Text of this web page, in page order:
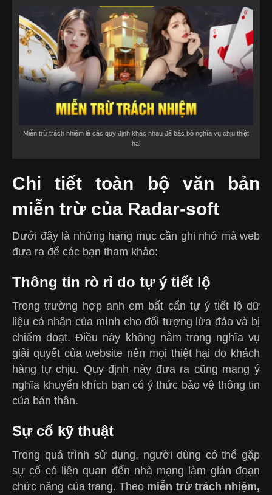
Miễn trừ trách nhiệm là các quy định khác nhau để bác bỏ nghĩa vụ chịu thiệt
hại
Chi tiết toàn bộ văn bản
miễn trừ của Radar-soft
Dưới đây là những hạng mục cần ghi nhớ mà web
đưa ra để các bạn tham khảo:
Thông tin rò rỉ do tự ý tiết lộ
Trong trường hợp anh em bất cẩn tự ý tiết lộ dữ
liệu cá nhân của mình cho đối tượng lừa đảo và bị
chiếm đoạt. Điều này không nằm trong nghĩa vụ
giải quyết của website nên mọi thiệt hại do khách
hàng tự chịu. Quy định này đưa ra cũng mang ý
nghĩa khuyến khích bạn có ý thức bảo vệ thông tin
của bản thân.
Sự cố kỹ thuật
Trong quá trình sử dụng, người dùng có thể gặp
sự cố có liên quan đến nhà mạng làm gián đoạn
chức năng của trang. Theo miễn trừ trách nhiệm,